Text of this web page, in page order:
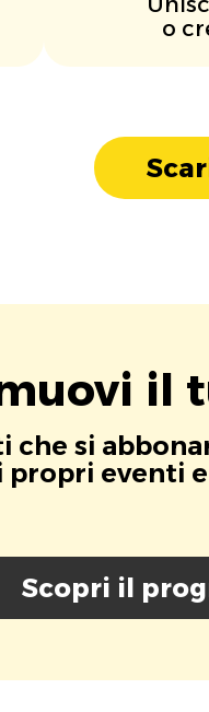
o
il
che si
propri eventi
Scopri il